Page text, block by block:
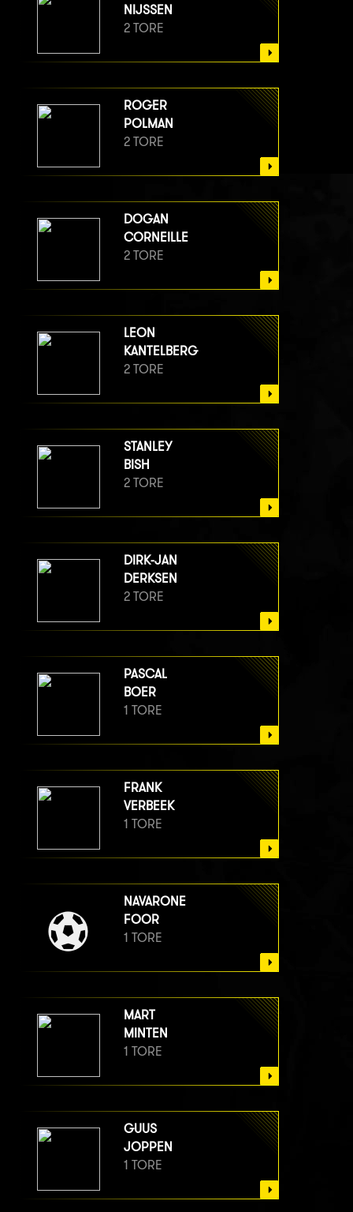
NIJSSEN
2 TORE
ROGER
POLMAN
2 TORE
DOGAN
CORNEILLE
2 TORE
LEON
KANTELBERG
2 TORE
STANLEY
BISH
2 TORE
DIRK-JAN
DERKSEN
2 TORE
PASCAL
BOER
1 TORE
FRANK
VERBEEK
1 TORE
NAVARONE
FOOR
1 TORE
MART
MINTEN
1 TORE
GUUS
JOPPEN
1 TORE